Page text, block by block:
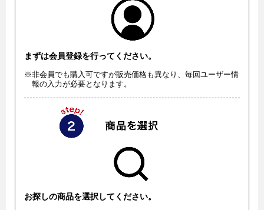
まずは会員登録を行ってください。
※非会員でも購入可ですが販売価格も異なり、毎回ユーザー情
報の入力が必要となります。
お探しの商品を選択してください。